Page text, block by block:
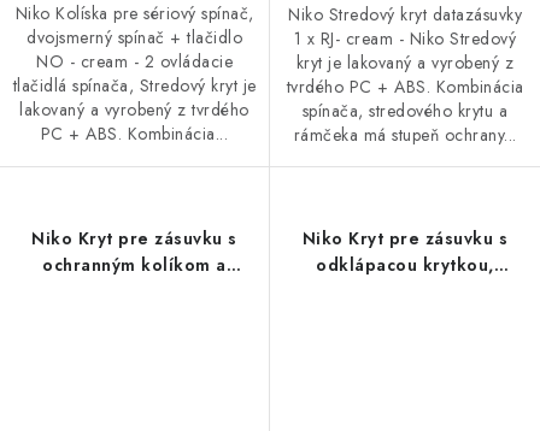
Niko Kolíska pre sériový spínač,
dvojsmerný spínač + tlačidlo
NO - cream - 2 ovládacie
tlačidlá spínača, Stredový kryt je
lakovaný a vyrobený z tvrdého
PC + ABS. Kombinácia...
Niko Stredový kryt datazásuvky
1 x RJ- cream - Niko Stredový
kryt je lakovaný a vyrobený z
tvrdého PC + ABS. Kombinácia
spínača, stredového krytu a
rámčeka má stupeň ochrany...
Niko Kryt pre zásuvku s
ochranným kolíkom a
Niko Kryt pre zásuvku s
odklápacou krytkou,